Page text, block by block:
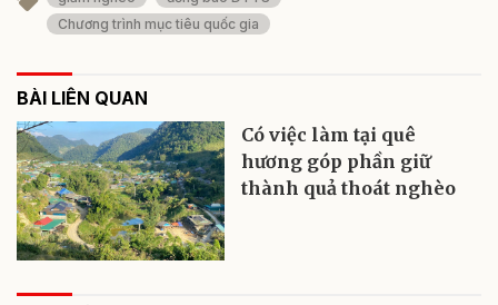
Chương trình mục tiêu quốc gia
BÀI LIÊN QUAN
Có việc làm tại quê
hương góp phần giữ
thành quả thoát nghèo